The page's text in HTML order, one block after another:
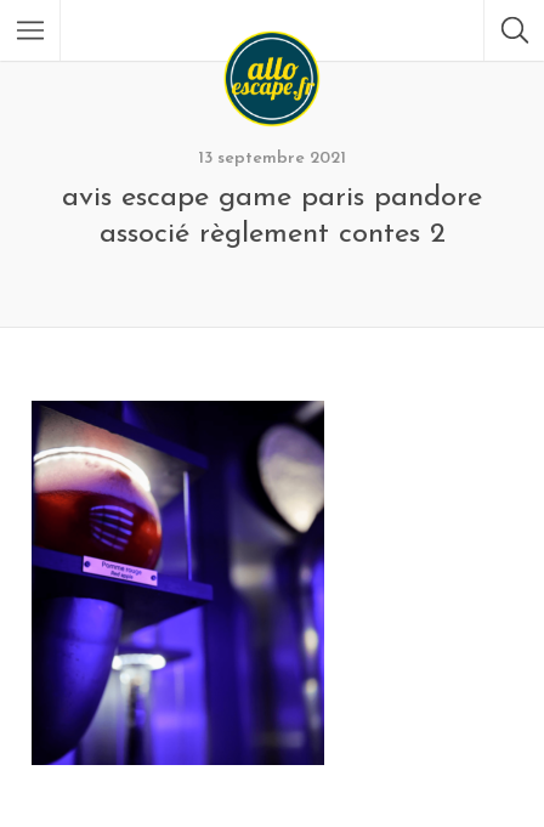
13 septembre 2021
avis escape game paris pandore
associé règlement contes 2